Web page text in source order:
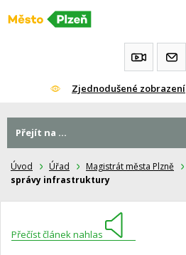
Přeskočit
Zjednodušené zobrazení
Úvod Úřad Magistrát města Plzně
správy infrastruktury
Přečíst článek nahlas
Přejít na ...